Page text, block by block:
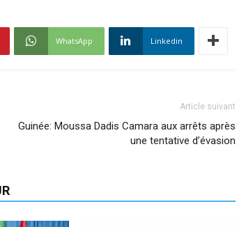
WhatsApp Linkedin
Article suivant
Guinée: Moussa Dadis Camara aux arrêts après
une tentative d’évasion